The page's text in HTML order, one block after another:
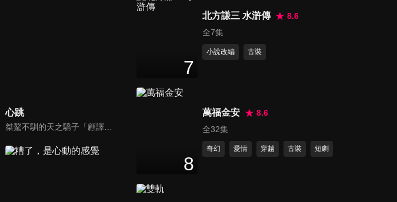
心跳
桀驁不馴的天之驕子「顧譯」和看似柔弱乖順的小白花「喬淨」，兩人秘密交往三年，白天是老闆和秘書，晚上是地下情人，但其實顧家早與白家定下娃娃親，喬淨毅然決然在他們訂婚當天離開南城回老家，顧譯以為喬淨提分手只是單純鬧脾氣，於是他用盡各種辦法挽留，殊不知喬淨的接近都是另有目的...
第17集
分鐘
7
北方謙三 水滸傳
8.6
全7集
小說改編 古裝
8
萬福金安
8.6
全32集
奇幻 愛情 穿越 古裝 短劇